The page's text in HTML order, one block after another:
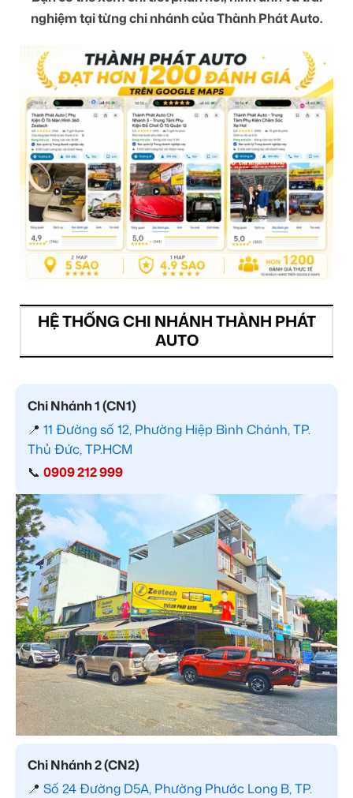
nghiệm tại từng chi nhánh của Thành Phát Auto.
HỆ THỐNG CHI NHÁNH THÀNH PHÁT
AUTO
Chi Nhánh 1 (CN1)
📍 11 Đường số 12, Phường Hiệp Bình Chánh, TP.
Thủ Đức, TP.HCM
📞 0909 212 999
Chi Nhánh 2 (CN2)
📍 Số 24 Đường D5A, Phường Phước Long B, TP.